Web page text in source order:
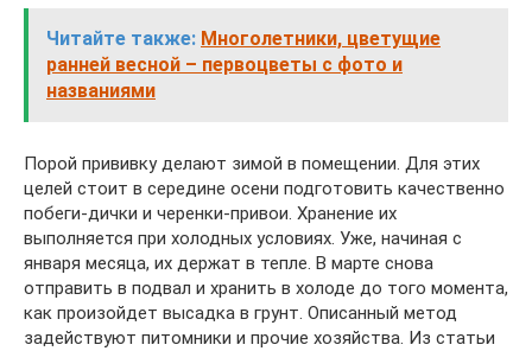
Читайте также: Многолетники, цветущие
ранней весной – первоцветы с фото и
названиями
Порой прививку делают зимой в помещении. Для этих
целей стоит в середине осени подготовить качественно
побеги-дички и черенки-привои. Хранение их
выполняется при холодных условиях. Уже, начиная с
января месяца, их держат в тепле. В марте снова
отправить в подвал и хранить в холоде до того момента,
как произойдет высадка в грунт. Описанный метод
задействуют питомники и прочие хозяйства. Из статьи